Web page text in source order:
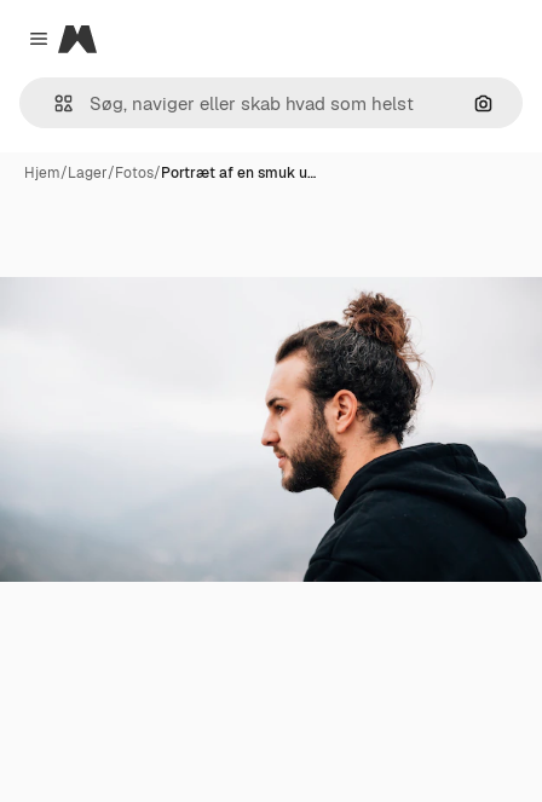
Close menu
Magnific
Søg
Hjem/Lager/Fotos/Portræt af en smuk u…